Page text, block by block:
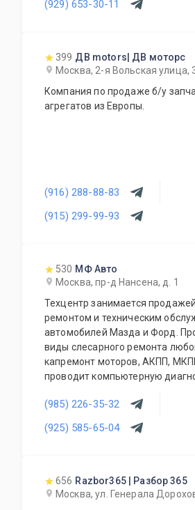
(929) 653-30-11
399 ДВ motors| ДВ моторс
Москва, 2-я Вольская улица,
Компания по продаже б/у
агрегатов из Европы.
(916) 288-88-83
(915) 299-99-93
530 МФ Авто
Москва, пр-д Нансена, д. 1
Техцентр занимается
ремонтом и техническим
автомобилей Мазда и Форд.
виды слесарного ремонта
капремонт моторов, АКПП,
проводит компьютерную
инжекторов, заправку
шиномонтаж, сход-развал,
установка парктроников и т.д.
магазин автозапчастей.
(985) 226-35-32
(925) 585-65-04
656 Razbor365 | Разбор 365
Москва, ул. Генерала